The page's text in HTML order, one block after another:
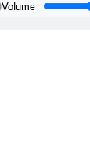
Volume